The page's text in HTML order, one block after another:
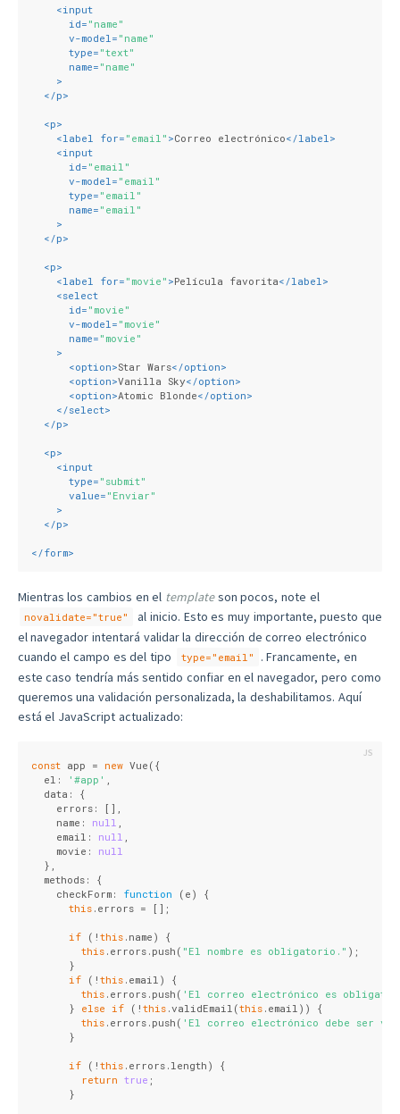
<input
id= "name"
v-model = "name"
type= "text"
name= "name"
    >
</p>
<p>
<label for= "email" >Correo electrónico</label >
<input
id= "email"
v-model = "email"
type= "email"
name= "email"
    >
</p>
<p>
<label for= "movie" >Película favorita</label >
<select
id= "movie"
v-model = "movie"
name= "movie"
    >
<option>Star Wars</option>
<option>Vanilla Sky</option>
<option>Atomic Blonde</option>
</select>
</p>
<p>
<input
type= "submit"
value= "Enviar"
    >
</p>
</form>
Mientras los cambios en el templateson pocos, note el
novalidate="true"
al inicio. Esto es muy importante, puesto que
el navegador intentará validar la dirección de correo electrónico
cuando el campo es del tipo
type="email"
. Francamente, en
este caso tendría más sentido confiar en el navegador, pero como
queremos una validación personalizada, la deshabilitamos. Aquí
está el JavaScript actualizado:
const app = new Vue({
  el:
'#app'
  data: {
    errors: [],
    name:
null
    email:
null
    movie:
null
  },
  methods: {
    checkForm:
function ( e ) {
this .errors = [];
if (!this .name) {
this .errors.push( "El nombre es obligatorio." );
      }
if (!this .email) {
this .errors.push( 'El correo electrónico es
      }
else if (!this .validEmail(this .email)) {
this .errors.push( 'El correo electrónico debe ser
      }
if (!this .errors.length) {
return true ;
      }